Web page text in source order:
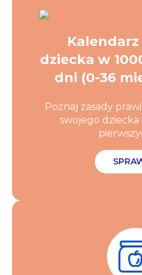
dziecka w
dni (0-36
Poznaj zasady
swojego dziecka